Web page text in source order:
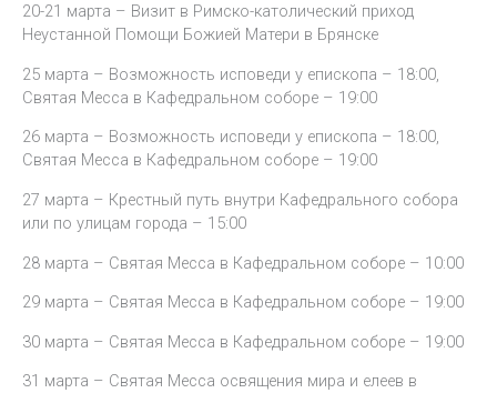
20-21 марта – Визит в Римско-католический приход
Неустанной Помощи Божией Матери в Брянске
25 марта – Возможность исповеди у епископа – 18:00,
Святая Месса в Кафедральном соборе – 19:00
26 марта – Возможность исповеди у епископа – 18:00,
Святая Месса в Кафедральном соборе – 19:00
27 марта – Крестный путь внутри Кафедрального собора
или по улицам города – 15:00
28 марта – Святая Месса в Кафедральном соборе – 10:00
29 марта – Святая Месса в Кафедральном соборе – 19:00
30 марта – Святая Месса в Кафедральном соборе – 19:00
31 марта – Святая Месса освящения мира и елеев в